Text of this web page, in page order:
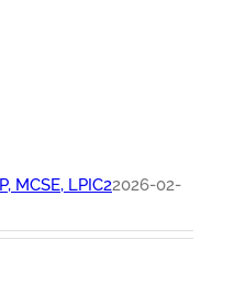
MCSE, LPIC22026-02-